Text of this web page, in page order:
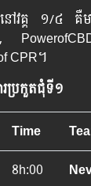
ៅ​វគ្គ ១/៤ គឺ​
CPR។
រ​ប្រកួត​ជុំទី១
Time
8h:00